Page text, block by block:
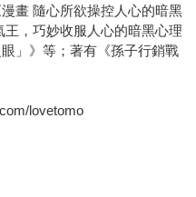
畫 隨心所欲操控人心的暗黑
，巧妙收服人心的暗黑心理
」》等；著有《孫子行銷戰
lovetomo